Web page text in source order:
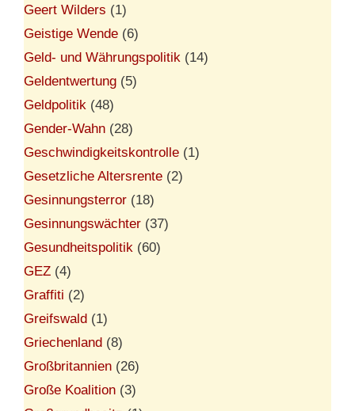
Geert Wilders (1)
Geistige Wende (6)
Geld- und Währungspolitik (14)
Geldentwertung (5)
Geldpolitik (48)
Gender-Wahn (28)
Geschwindigkeitskontrolle (1)
Gesetzliche Altersrente (2)
Gesinnungsterror (18)
Gesinnungswächter (37)
Gesundheitspolitik (60)
GEZ (4)
Graffiti (2)
Greifswald (1)
Griechenland (8)
Großbritannien (26)
Große Koalition (3)